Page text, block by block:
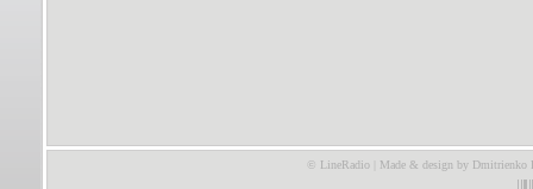
© LineRadio | Made & design by Dmitrienko